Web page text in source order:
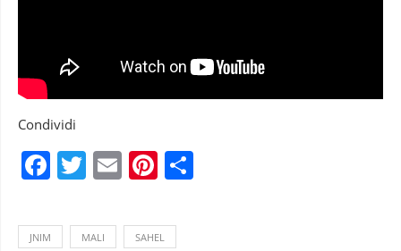
Condividi
Facebook
Twitter
EmailPinterest
JNIM MALI SAHEL